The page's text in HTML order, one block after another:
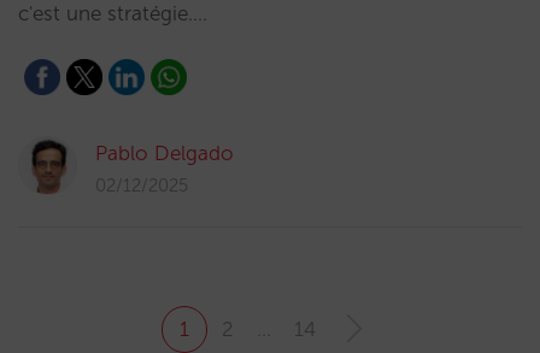
c'est une stratégie.…
Pablo Delgado
02/12/2025
1 2 14